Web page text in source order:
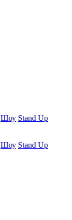
Шоу Stand Up
Шоу Stand Up